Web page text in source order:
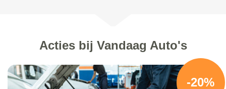
Acties bij Vandaag Auto's
-20%